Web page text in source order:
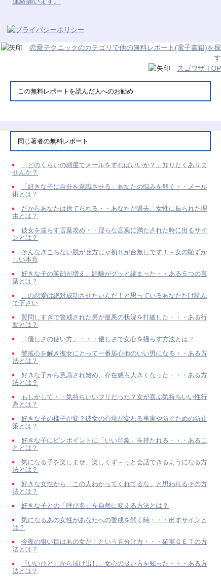
恋愛テクニックのカテゴリで他の無料レポート(電子書籍)を探
す
スゴワザ TOP
この無料レポートを読んだ人へのお勧め
同じ著者の無料レポート
「どのくらいの頻度でメールをすればいいか？」知りたくありま
せんか？
「好きな子に自分を意識させる」あなたの悩みを解く・・メール
術とは？
だからあなたは捨てられる・・あなたが過去、女性に振られた理
由とは？
彼女を濡らす言葉攻め・・淫らな言葉に満たされた時に出るサイ
ンとは？
そんなぎこちない脱がせ方じゃ初Ｈが台無しです！＋女の恥ずか
しい本音
好きな子の笑顔が増え、距離がグッと縮まった・・ある５つの言
葉とは？
この恋愛は絶対成功させたいんだ！と思っているあなただけ読ん
で下さい
質問しすぎで警戒された男が最悪の状況を打破した・・・ある行
動とは？
「優しさの使い方」・・・優しさで女心を揺らす方法とは？
警戒心を解き彼女にとって一番居心地のいい男になる・・ある方
法とは？
好きな子から意識され始め、存在感も大きくなった・・・ある方
法とは？
もしかして・・気持ちいいフリだった？女が喜ぶ気持ちいい性行
為とは？
好きな子の様子が変？彼女の心境が変わる事実や防ぐための防止
策とは？
好きな子にピンポイントに「いい印象」を持たれる・・・あるこ
ととは？
気になる子を楽しませ、楽しくず～っと会話できるようになる方
法とは？
好きな女性から「この人わかってくれてるな」と思われるその方
法とは？
好きな子との「呼び名」を自然に変える方法とは？
気になるあの女性があなたへの警戒を解く時・・・出すサインと
は？
今夜の狙い目はあの女だ！という見分け方・・・確実ＧＥＴの方
法とは？
「いいひと」から抜け出し、女心の扱い方を知った・・・ある方
法とは？